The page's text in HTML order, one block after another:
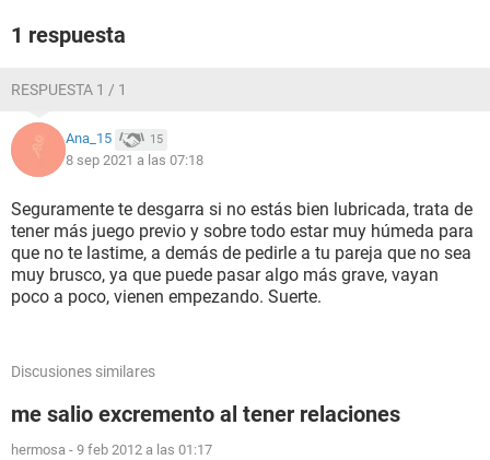
1 respuesta
RESPUESTA 1 / 1
Ana_15 15
8 sep 2021 a las 07:18
Seguramente te desgarra si no estás bien lubricada, trata de
tener más juego previo y sobre todo estar muy húmeda para
que no te lastime, a demás de pedirle a tu pareja que no sea
muy brusco, ya que puede pasar algo más grave, vayan
poco a poco, vienen empezando. Suerte.
Discusiones similares
me salio excremento al tener relaciones
hermosa - 9 feb 2012 a las 01:17